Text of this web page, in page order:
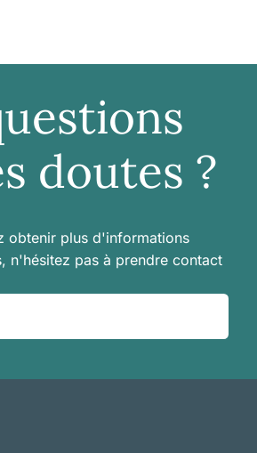
doutes ?
obtenir plus d'informations
n'hésitez pas à prendre contact